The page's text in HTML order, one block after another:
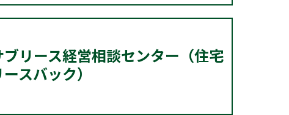
ブリース経営相談センター（住宅
ースバック）